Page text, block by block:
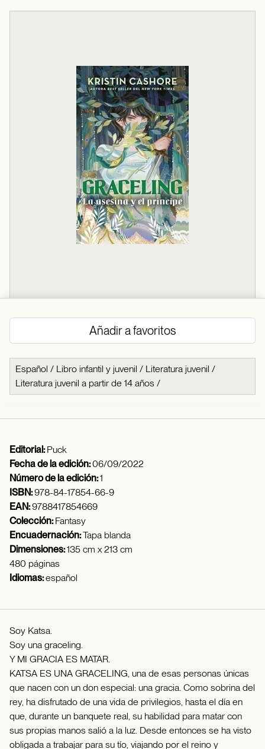
Añadir a favoritos
Español / Libro infantil y juvenil / Literatura juvenil /
Literatura juvenil a partir de 14 años /
Editorial:Puck
Fecha de la edición:06/09/2022
Número de la edición:1
ISBN:978-84-17854-66-9
EAN:9788417854669
Colección:Fantasy
Encuadernación:Tapa blanda
Dimensiones:135 cm x 213 cm
480 páginas
Idiomas:español
Soy Katsa.
Soy una graceling.
Y MI GRACIA ES MATAR.
KATSA ES UNA GRACELING, una de esas personas únicas
que nacen con un don especial: una gracia. Como sobrina del
rey, ha disfrutado de una vida de privilegios, hasta el día en
que, durante un banquete real, su habilidad para matar con
sus propias manos salió a la luz. Desde entonces se ha visto
obligada a trabajar para su tío, viajando por el reino y